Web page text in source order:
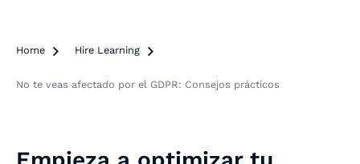
Home  Hire Learning 
No te veas afectado por el GDPR: Consejos prácticos